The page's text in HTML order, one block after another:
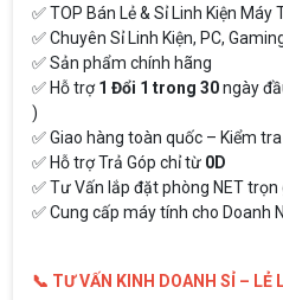
✅ TOP Bán Lẻ & Sỉ Linh Kiện Máy
✅ Chuyên Sỉ Linh Kiện, PC,
✅ Sản phẩm chính hãng
✅ Hỗ trợ1 Đổi 1 trong 30ngày
)
✅ Giao hàng toàn quốc – Kiểm
✅ Hỗ trợ Trả Góp chỉ từ 0D
✅ Tư Vấn lắp đặt phòng NET
✅ Cung cấp máy tính cho Doanh
📞 TƯ VẤN KINH DOANH SỈ – LẺ